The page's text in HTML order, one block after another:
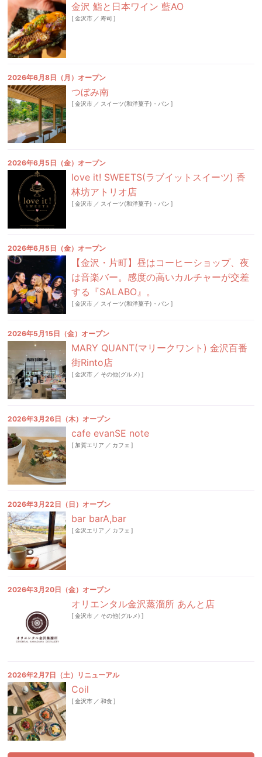
金沢 鮨と日本ワイン 藍AO
[金沢市 ／ 寿司 ]
2026年6月8日（月）オープン
つぼみ南
[金沢市 ／ スイーツ(和洋菓子)・パン ]
2026年6月5日（金）オープン
love it! SWEETS(ラブイットスイーツ) 香
林坊アトリオ店
[金沢市 ／ スイーツ(和洋菓子)・パン ]
2026年6月5日（金）オープン
【金沢・片町】昼はコーヒーショップ、夜
は音楽バー。感度の高いカルチャーが交差
する『SALABO』。
[金沢市 ／ スイーツ(和洋菓子)・パン ]
2026年5月15日（金）オープン
MARY QUANT(マリークワント) 金沢百番
街Rinto店
[金沢市 ／ その他(グルメ) ]
2026年3月26日（木）オープン
cafe evanSE note
[ 加賀エリア ／ カフェ ]
2026年3月22日（日）オープン
bar barA,bar
[金沢エリア ／ カフェ ]
2026年3月20日（金）オープン
オリエンタル金沢蒸溜所 あんと店
[金沢市 ／ その他(グルメ) ]
2026年2月7日（土）リニューアル
Coil
[金沢市 ／ 和食]